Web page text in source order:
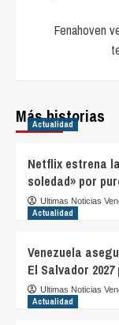
Fenahoven
Más historias
Actualidad
Netflix estrena
soledad» por
Ultimas Noticias
Actualidad
Venezuela
El Salvador
Ultimas Noticias
Actualidad